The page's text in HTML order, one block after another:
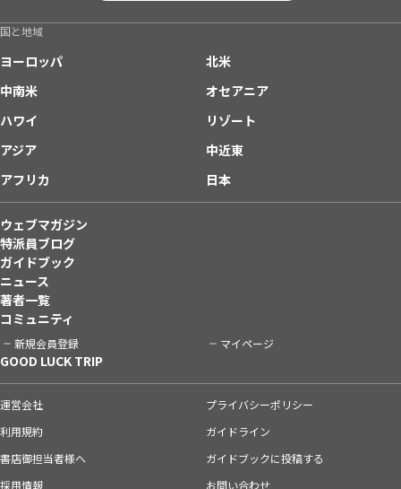
国と地域
ヨーロッパ
北米
中南米
オセアニア
ハワイ
リゾート
アジア
中近東
アフリカ
日本
ウェブマガジン
特派員ブログ
ガイドブック
ニュース
著者一覧
コミュニティ
新規会員登録 マイページ
GOOD LUCK TRIP
運営会社
プライバシーポリシー
利用規約
ガイドライン
書店御担当者様へ
ガイドブックに投稿する
採用情報
お問い合わせ